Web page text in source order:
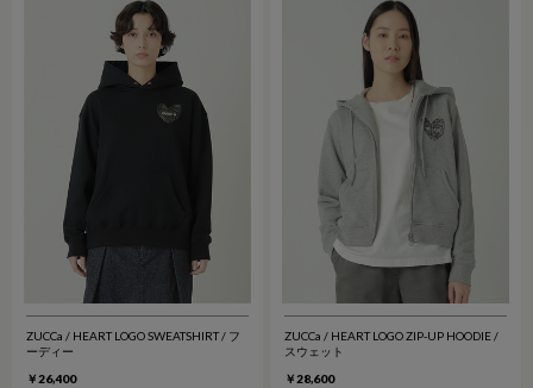
ZUCCa / HEART LOGO SWEATSHIRT / フ
ーディー
￥26,400
ZUCCa / HEART LOGO ZIP-UP HOODIE /
スウェット
￥28,600